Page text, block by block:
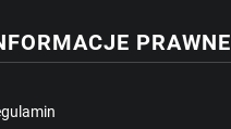
PRAWNE